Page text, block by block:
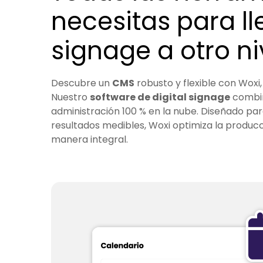
necesitas para
signage a otro
Descubre un CMS robusto y flexible con
Nuestro software de digital signage
administración 100 % en la nube. Diseñado
resultados medibles, Woxi optimiza la
manera integral.